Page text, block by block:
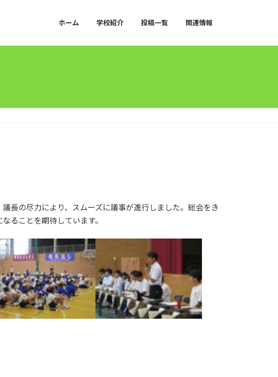
ホーム 学校紹介 投稿一覧 関連情報
長の尽力により、スムーズに議事が進行しました。総会をき
ることを期待しています。